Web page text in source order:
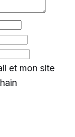
et mon site